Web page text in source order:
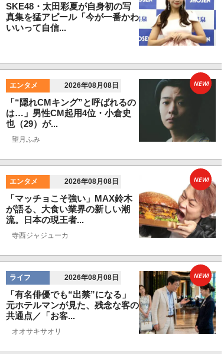
SKE48・太田彩夏が自身初の写
真集を猛アピール「今が一番かわ
いいって自信...
エンタメ 2026年08月08日
「“隠れCMキング”と呼ばれるの
は…」男性CM起用4位・小倉史
也（29）が...
望月ふみ
NEW!
エンタメ 2026年08月08日
「マッチョこそ強い」MAX鈴木
が語る、大食い業界の新しい潮
流。日本の現王者...
寺西ジャジューカ
NEW!
ライフ 2026年08月08日
「有名俳優でも“出禁”になる」
元ホテルマンが見た、残念な客の
共通点／「お客...
オオサキサオリ
NEW!